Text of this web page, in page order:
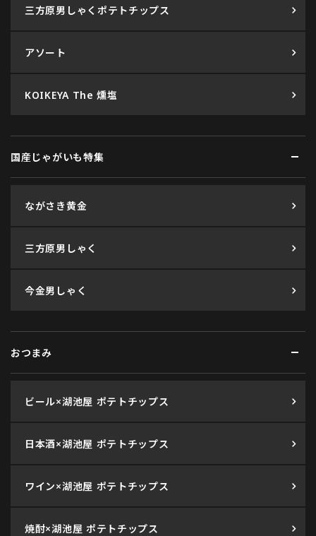
三方原男しゃくポテトチップス
アソート
KOIKEYA The 燻塩
国産じゃがいも特集
ながさき黄金
三方原男しゃく
今金男しゃく
おつまみ
ビール×湖池屋 ポテトチップス
日本酒×湖池屋 ポテトチップス
ワイン×湖池屋 ポテトチップス
焼酎×湖池屋 ポテトチップス